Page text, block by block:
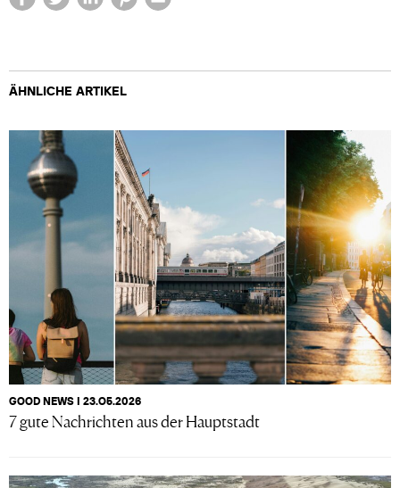
ÄHNLICHE ARTIKEL
GOOD NEWS I 23.O5.2026
7 gute Nachrichten aus der Hauptstadt